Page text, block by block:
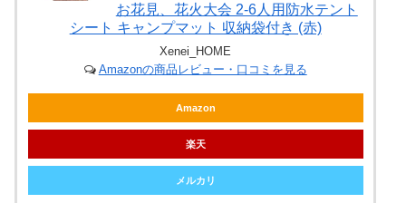
お花見、花火大会 2-6人用防水テント
シート キャンプマット 収納袋付き (赤)
Xenei_HOME
Amazonの商品レビュー・口コミを見る
Amazon
楽天
メルカリ